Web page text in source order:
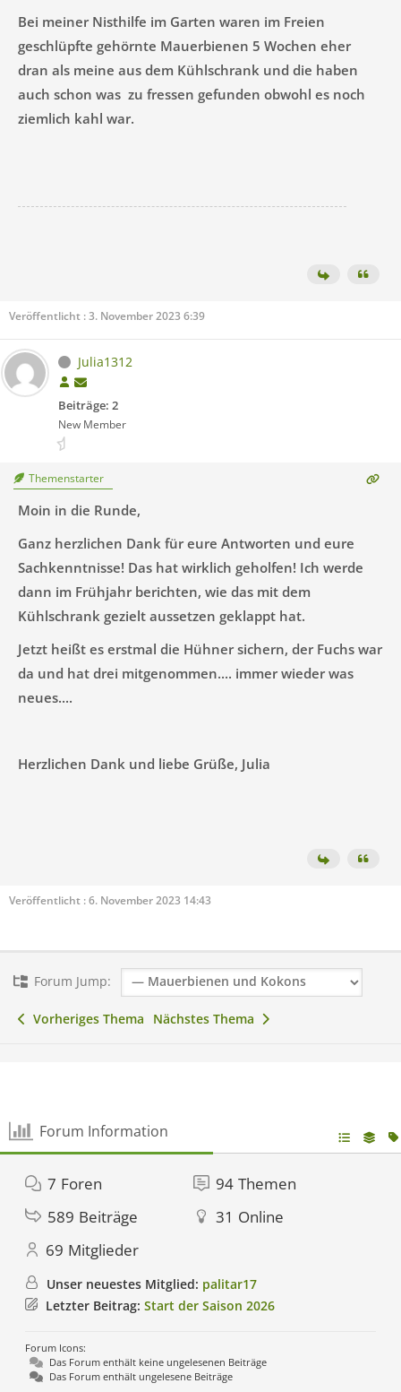
Bei meiner Nisthilfe im Garten waren im Freien
geschlüpfte gehörnte Mauerbienen 5 Wochen eher
dran als meine aus dem Kühlschrank und die haben
auch schon was zu fressen gefunden obwohl es noch
ziemlich kahl war.
Veröffentlicht : 3. November 2023 6:39
Julia1312
Beiträge: 2
New Member
Themenstarter
Moin in die Runde,
Ganz herzlichen Dank für eure Antworten und eure
Sachkenntnisse! Das hat wirklich geholfen! Ich werde
dann im Frühjahr berichten, wie das mit dem
Kühlschrank gezielt aussetzen geklappt hat.
Jetzt heißt es erstmal die Hühner sichern, der Fuchs war
da und hat drei mitgenommen.... immer wieder was
neues....
Herzlichen Dank und liebe Grüße, Julia
Veröffentlicht : 6. November 2023 14:43
Forum Jump:
Vorheriges Thema Nächstes Thema
Forum Information
7 Foren 94 Themen
589 Beiträge 31 Online
69 Mitglieder
Unser neuestes Mitglied: palitar17
Letzter Beitrag: Start der Saison 2026
Forum Icons:
Das Forum enthält keine ungelesenen Beiträge
Das Forum enthält ungelesene Beiträge